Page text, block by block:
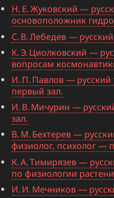
Н. Е. Жуковский —
основоположник
С. В. Лебедев —
К. Э. Циолковский —
вопросам
И. П. Павлов —
первый зал.
И. В. Мичурин —
зал.
В. М. Бехтерев —
физиолог, психолог —
К. А. Тимирязев —
по физиологии
И. И. Мечников —